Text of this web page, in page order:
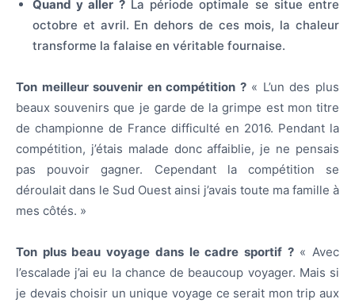
Quand y aller ?La période optimale se situe entre
octobre et avril. En dehors de ces mois, la chaleur
transforme la falaise en véritable fournaise.
Ton meilleur souvenir en compétition ?« L’un des plus
beaux souvenirs que je garde de la grimpe est mon titre
de championne de France difficulté en 2016. Pendant la
compétition, j’étais malade donc affaiblie, je ne pensais
pas pouvoir gagner. Cependant la compétition se
déroulait dans le Sud Ouest ainsi j’avais toute ma famille à
mes côtés. »
Ton plus beau voyage dans le cadre sportif ?« Avec
l’escalade j’ai eu la chance de beaucoup voyager. Mais si
je devais choisir un unique voyage ce serait mon trip aux